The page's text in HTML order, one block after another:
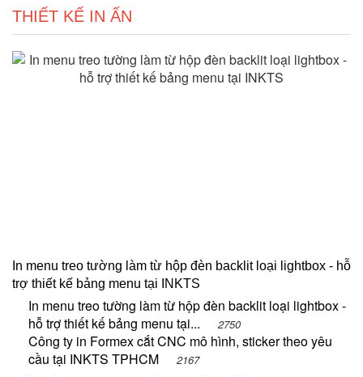
THIẾT KẾ IN ẤN
In menu treo tường làm từ hộp đèn backlit loại lightbox - hỗ
trợ thiết kế bảng menu tại INKTS
In menu treo tường làm từ hộp đèn backlit loại lightbox -
hỗ trợ thiết kế bảng menu tại...
2750
Công ty in Formex cắt CNC mô hình, sticker theo yêu
cầu tại INKTS TPHCM
2167